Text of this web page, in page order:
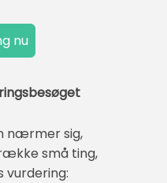
nærmer sig,
små ting,